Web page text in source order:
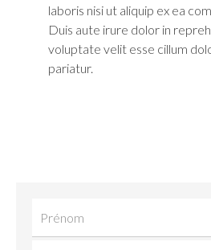
laboris nisi ut aliquip ex ea
Duis aute irure dolor in
voluptate velit esse cillum
pariatur.